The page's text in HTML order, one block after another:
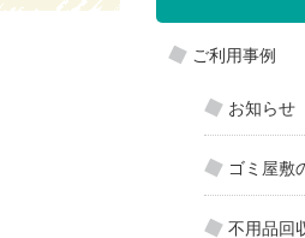
ご利用事例
お知らせ
ゴミ屋敷
不用品回